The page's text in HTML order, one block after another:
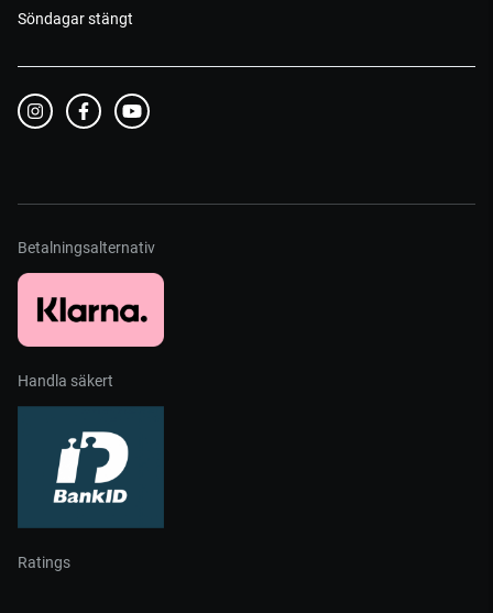
Söndagar stängt
Betalningsalternativ
Handla säkert
Ratings